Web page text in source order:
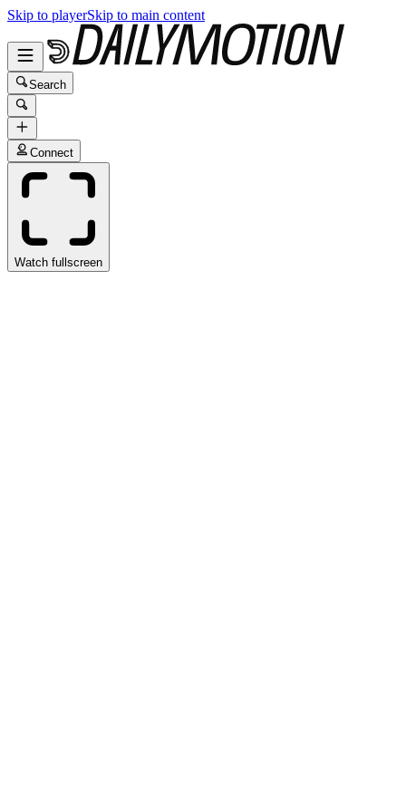
Skip to playerSkip to main content
Search
Connect
Watch fullscreen